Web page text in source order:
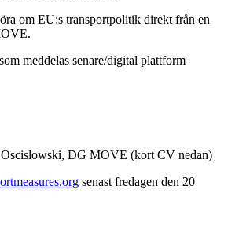
om EU:s transportpolitik direkt från en
meddelas senare/digital plattform
Oscislowski, DG MOVE (kort CV nedan)
senast fredagen den 20